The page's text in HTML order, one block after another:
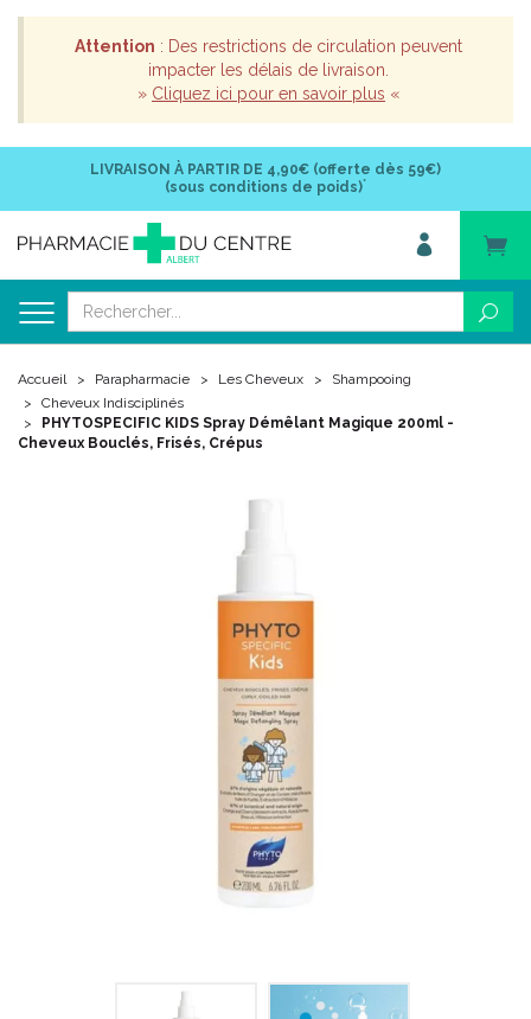
Attention : Des restrictions de circulation peuvent
impacter les délais de livraison.
» Cliquez ici pour en savoir plus «
LIVRAISON À PARTIR DE 4,90€ (offerte dès 59€)
(sous conditions de poids)*
Accueil Parapharmacie Les Cheveux
Shampooing
Cheveux Indisciplinés
PHYTOSPECIFIC KIDS Spray Démêlant Magique 200ml -
Cheveux Bouclés, Frisés, Crépus